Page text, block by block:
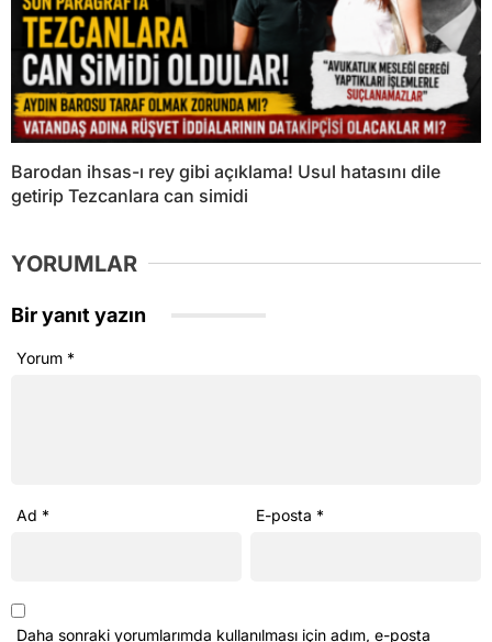
Barodan ihsas-ı rey gibi açıklama! Usul hatasını dile
getirip Tezcanlara can simidi
YORUMLAR
Bir yanıt yazın
Yorum *
Ad * E-posta *
Daha sonraki yorumlarımda kullanılması için adım, e-posta